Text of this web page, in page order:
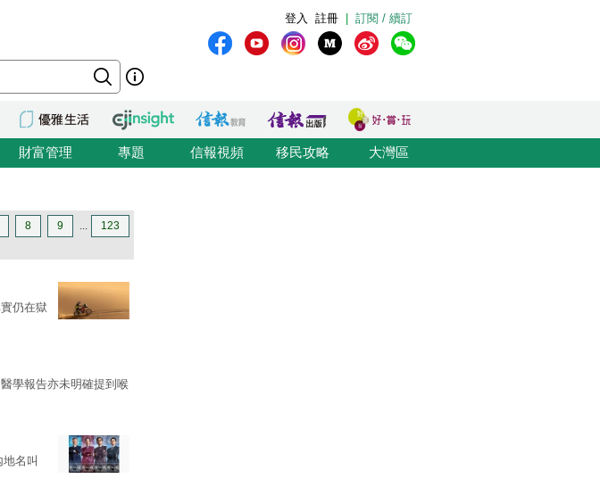
訂閱 / 續訂
註冊
登入
財富管理 專題 信報視頻 移民攻略 大灣區
8 9 ... 123
仍在獄
學報告亦未明確提到喉
名叫